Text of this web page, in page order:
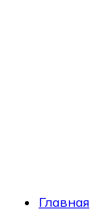
Главная